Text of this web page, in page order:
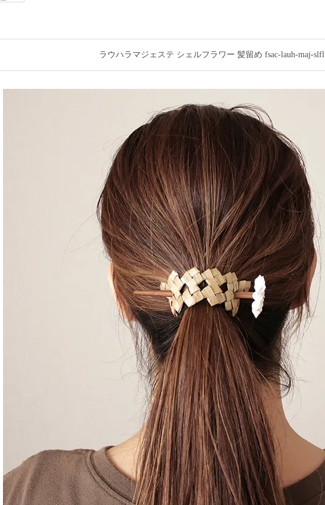
ラウハラマジェステ シェルフラワー 髪留め fsac-lauh-maj-slfl